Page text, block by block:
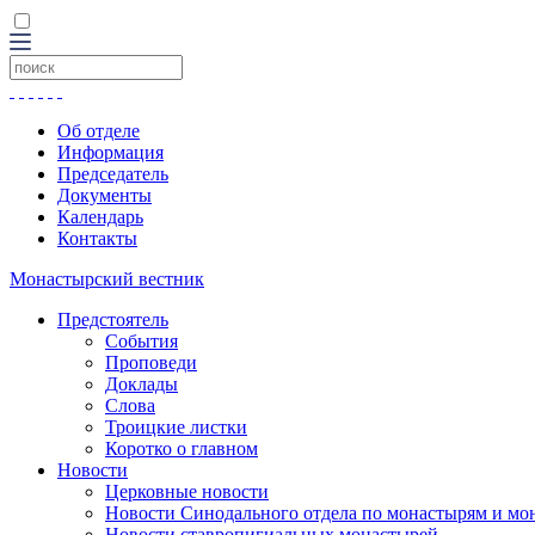
Об отделе
Информация
Председатель
Документы
Календарь
Контакты
Монастырский вестник
Предстоятель
События
Проповеди
Доклады
Слова
Троицкие листки
Коротко о главном
Новости
Церковные новости
Новости Синодального отдела по монастырям и